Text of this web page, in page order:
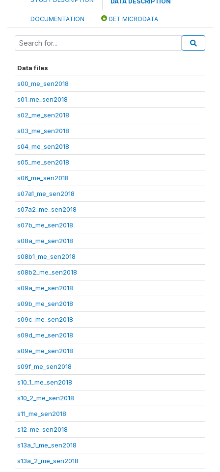
DOCUMENTATION GET MICRODATA
Data files
s00_me_sen2018
s01_me_sen2018
s02_me_sen2018
s03_me_sen2018
s04_me_sen2018
s05_me_sen2018
s06_me_sen2018
s07a1_me_sen2018
s07a2_me_sen2018
s07b_me_sen2018
s08a_me_sen2018
s08b1_me_sen2018
s08b2_me_sen2018
s09a_me_sen2018
s09b_me_sen2018
s09c_me_sen2018
s09d_me_sen2018
s09e_me_sen2018
s09f_me_sen2018
s10_1_me_sen2018
s10_2_me_sen2018
s11_me_sen2018
s12_me_sen2018
s13a_1_me_sen2018
s13a_2_me_sen2018